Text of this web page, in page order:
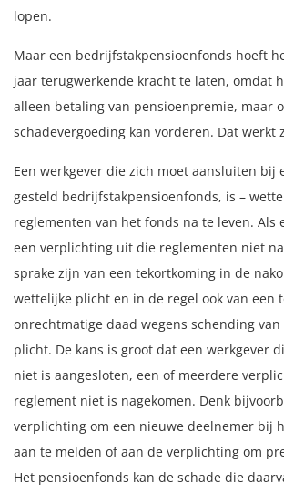
lopen.
Maar een bedrijfstakpensioenfonds hoeft
jaar terugwerkende kracht te laten, omdat
alleen betaling van pensioenpremie, maar
schadevergoeding kan vorderen. Dat werkt
Een werkgever die zich moet aansluiten bij
gesteld bedrijfstakpensioenfonds, is –
reglementen van het fonds na te leven. Als
een verplichting uit die reglementen niet
sprake zijn van een tekortkoming in de
wettelijke plicht en in de regel ook van een
onrechtmatige daad wegens schending
plicht. De kans is groot dat een werkgever
niet is aangesloten, een of meerdere
reglement niet is nagekomen. Denk
verplichting om een nieuwe deelnemer bij
aan te melden of aan de verplichting om
Het pensioenfonds kan de schade die